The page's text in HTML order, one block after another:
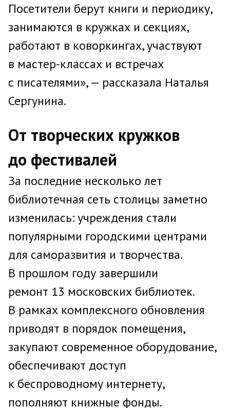
Посетители берут книги и периодику,
занимаются в кружках и секциях,
работают в коворкингах, участвуют
в мастер-классах и встречах
с писателями», — рассказала Наталья
Сергунина.
От творческих кружков
до фестивалей
За последние несколько лет
библиотечная сеть столицы заметно
изменилась: учреждения стали
популярными городскими центрами
для саморазвития и творчества.
В прошлом году завершили
ремонт 13 московских библиотек.
В рамках комплексного обновления
приводят в порядок помещения,
закупают современное оборудование,
обеспечивают доступ
к беспроводному интернету,
пополняют книжные фонды.